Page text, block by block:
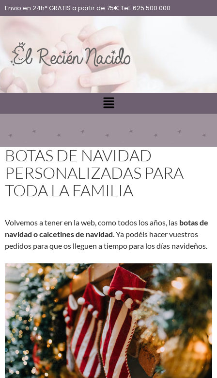
Envio en 24h* GRATIS a partir de 75€ Tel. 625 500 000
BOTAS DE NAVIDAD
PERSONALIZADAS PARA
TODA LA FAMILIA
Volvemos a tener en la web, como todos los años, las botas de
navidad o calcetines de navidad. Ya podéis hacer vuestros
pedidos para que os lleguen a tiempo para los días navideños.